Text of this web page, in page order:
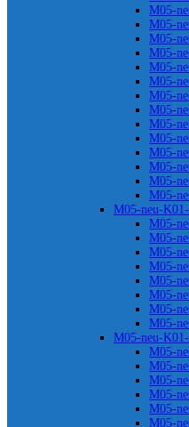
M05-
M05-
M05-
M05-
M05-
M05-
M05-
M05-
M05-
M05-
M05-
M05-
M05-
M05-
M05-neu-
M05-
M05-
M05-
M05-
M05-
M05-
M05-
M05-
M05-neu-
M05-
M05-
M05-
M05-
M05-
M05-